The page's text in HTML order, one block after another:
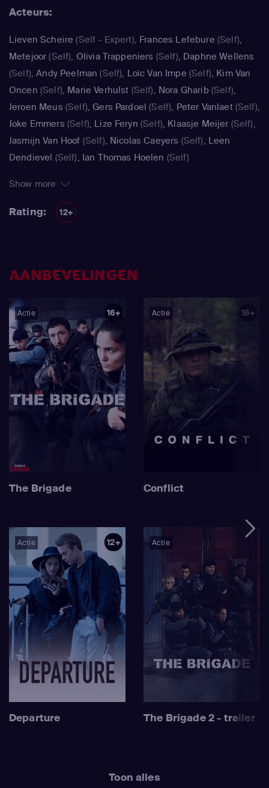
Acteurs:
Lieven Scheire (Self - Expert), Frances Lefebure (Self),
Metejoor (Self), Olivia Trappeniers (Self), Daphne Wellens
(Self),Andy Peelman (Self), Loïc Van Impe (Self), Kim Van
Oncen (Self), Marie Verhulst (Self), Nora Gharib (Self),
Jeroen Meus (Self),Gers Pardoel (Self), Peter Vanlaet(Self),
Joke Emmers (Self), Lize Feryn (Self), Klaasje Meijer (Self),
Jasmijn Van Hoof (Self), Nicolas Caeyers (Self), Leen
Dendievel (Self), Ian Thomas Hoelen (Self)
Show more
Rating: 12+
AANBEVELINGEN
Actie 16+
The Brigade
Actie 16+
Conflict
Actie 12+
Departure
Actie
The Brigade 2 - trailer
Toon alles